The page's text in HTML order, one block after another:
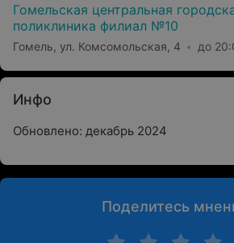
Гомельская центральная
поликлиника филиал №10
Гомель, ул. Комсомольская, 4 до
Инфо
Обновлено: декабрь 2024
Поделитесь